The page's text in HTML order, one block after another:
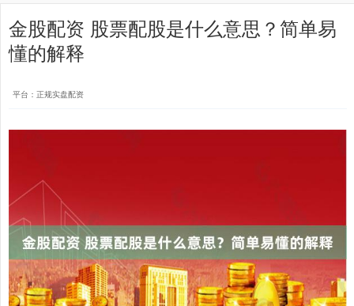
金股配资 股票配股是什么意思？简单易
懂的解释
平台：正规实盘配资